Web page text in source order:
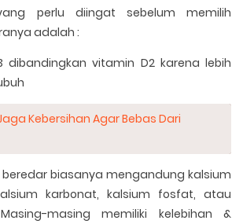
perlu diingat sebelum memilih
adalah :
dibandingkan vitamin D2 karena lebih
Kebersihan Agar Bebas Dari
biasanya mengandung kalsium
karbonat, kalsium fosfat, atau
masing memiliki kelebihan &